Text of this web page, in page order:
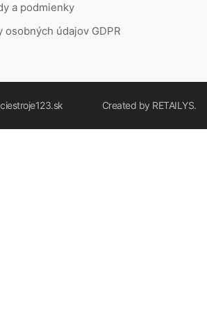
a podmienky
osobných údajov GDPR
Created by RETAILYS.